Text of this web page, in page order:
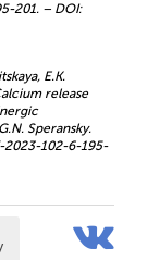
201. – DOI:
E.K.
release
Speransky.
2023-102-6-195-